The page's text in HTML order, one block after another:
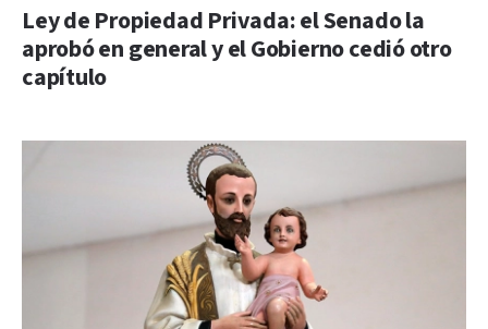
Ley de Propiedad Privada: el Senado la
aprobó en general y el Gobierno cedió otro
capítulo